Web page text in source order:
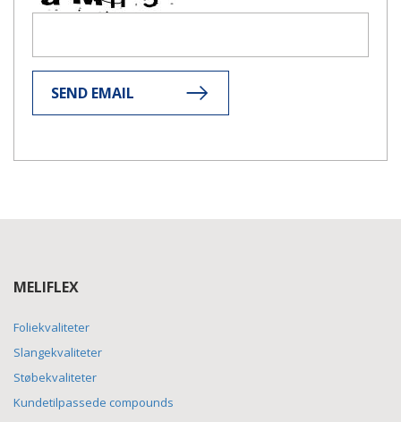
SEND EMAIL
MELIFLEX
Foliekvaliteter
Slangekvaliteter
Støbekvaliteter
Kundetilpassede compounds